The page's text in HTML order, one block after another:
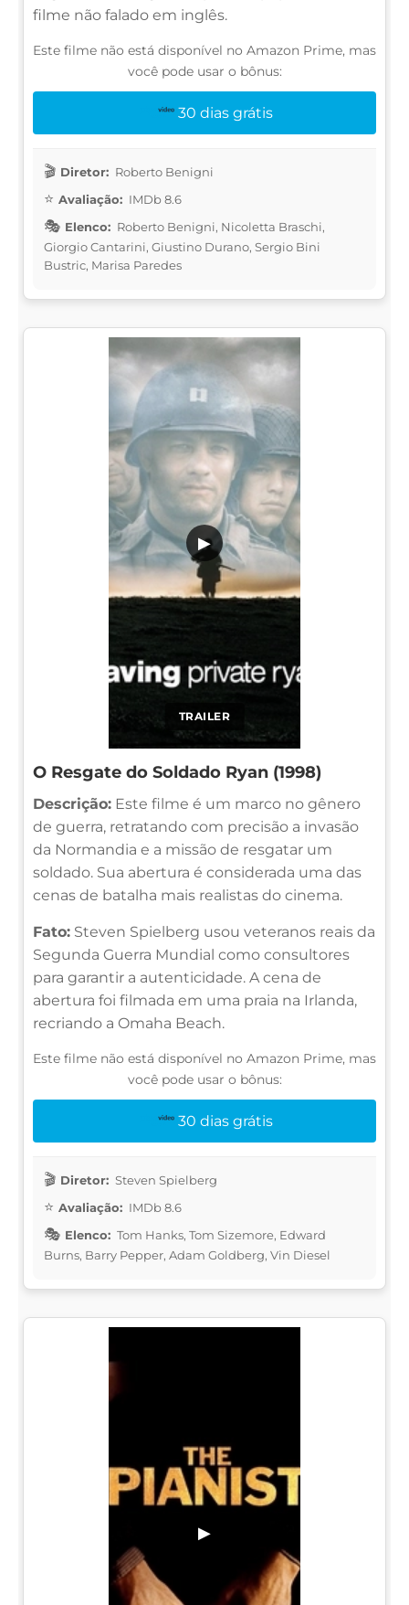
filme não falado em inglês.
Este filme não está disponível no Amazon Prime, mas
você pode usar o bônus:
30 dias grátis
Diretor: Roberto Benigni
Avaliação: IMDb 8.6
Elenco: Roberto Benigni, Nicoletta Braschi,
Giorgio Cantarini, Giustino Durano, Sergio Bini
Bustric, Marisa Paredes
TRAILER
▶
O Resgate do Soldado Ryan (1998)
Descrição: Este filme é um marco no gênero
de guerra, retratando com precisão a invasão
da Normandia e a missão de resgatar um
soldado. Sua abertura é considerada uma das
cenas de batalha mais realistas do cinema.
Fato: Steven Spielberg usou veteranos reais da
Segunda Guerra Mundial como consultores
para garantir a autenticidade. A cena de
abertura foi filmada em uma praia na Irlanda,
recriando a Omaha Beach.
Este filme não está disponível no Amazon Prime, mas
você pode usar o bônus:
30 dias grátis
Diretor: Steven Spielberg
Avaliação: IMDb 8.6
Elenco: Tom Hanks, Tom Sizemore, Edward
Burns, Barry Pepper, Adam Goldberg, Vin Diesel
▶